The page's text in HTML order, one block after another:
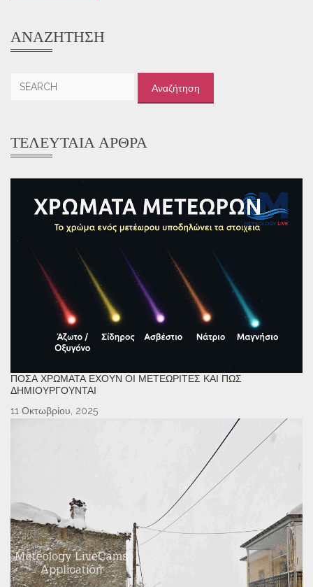
ΑΝΑΖΉΤΗΣΗ
ΤΕΛΕΥΤΑΊΑ ΆΡΘΡΑ
ΠΌΣΑ ΧΡΏΜΑΤΑ ΈΧΟΥΝ ΟΙ ΜΕΤΕΩΡΊΤΕΣ ΚΑΙ ΠΏΣ
ΔΗΜΙΟΥΡΓΟΎΝΤΑΙ
11 Οκτωβρίου, 2025